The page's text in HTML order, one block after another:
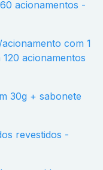
acionamentos -
acionamentos